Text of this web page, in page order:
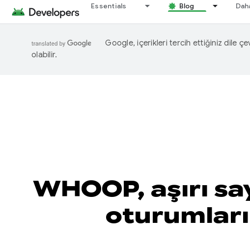
Essentials Blog
Google, içerikleri tercih ettiğiniz dile
olabilir.
WHOOP, aşırı